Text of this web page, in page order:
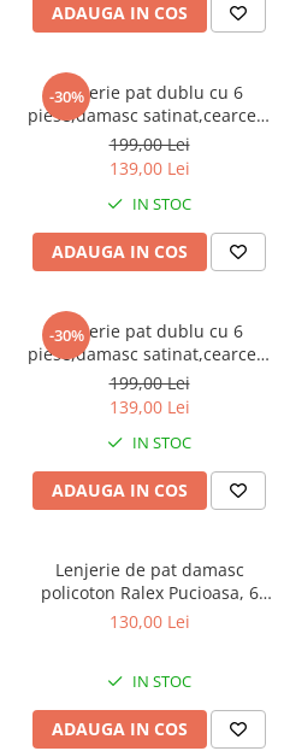
ADAUGA IN COS
-30%
Lenjerie pat dublu cu 6
piese,damasc satinat,cearceaf
cu elastic,dungi 1cm,roz
pudra-A1403
199,00 Lei
139,00 Lei
IN STOC
ADAUGA IN COS
-30%
Lenjerie pat dublu cu 6
piese,damasc satinat,cearceaf
cu elastic,dungi 1cm,albastra-
A1405
199,00 Lei
139,00 Lei
IN STOC
ADAUGA IN COS
Lenjerie de pat damasc
policoton Ralex Pucioasa, 6
piese, cearceaf cu elastic,
130,00 Lei
IN STOC
ADAUGA IN COS